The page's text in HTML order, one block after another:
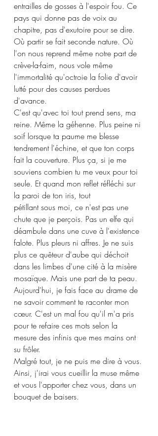
entrailles de gosses à l'espoir fou. Ce
pays qui donne pas de voix au
chapitre, pas d'exutoire pour se dire.
Où partir se fait seconde nature. Où
l'on nous reprend même notre part de
crève-la-faim, nous vole même
l'immortalité qu'octroie la folie d'avoir
lutté pour des causes perdues
d'avance.
C'est qu'avec toi tout prend sens, ma
reine. Même la géhenne. Plus peine ni
soif lorsque ta paume me blesse
tendrement l'échine, et que ton corps
fait la couverture. Plus ça, si je me
souviens combien tu me veux pour toi
seule. Et quand mon reflet réfléchi sur
la paroi de ton iris, tout
pétillant sous moi, ce n'est pas une
chute que je perçois. Pas un elfe qui
déambule dans une cuve à l'existence
falote. Plus pleurs ni affres. Je ne suis
plus ce quêteur d'aube qui déchoit
dans les limbes d'une cité à la misère
mosaïque. Mais une part de ta peau.
Aujourd'hui, je fais face au drame de
ne savoir comment te raconter mon
cœur. C'est un mal fou qu'il m'a pris
pour te refaire ces mots selon la
mesure des infinis que mes mains ont
su frôler.
Malgré tout, je ne puis me dire à vous.
Ainsi, j'irai vous cueillir la muse même
et vous l'apporter chez vous, dans un
bouquet de baisers.